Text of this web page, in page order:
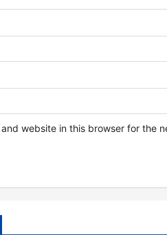
website in this browser for the